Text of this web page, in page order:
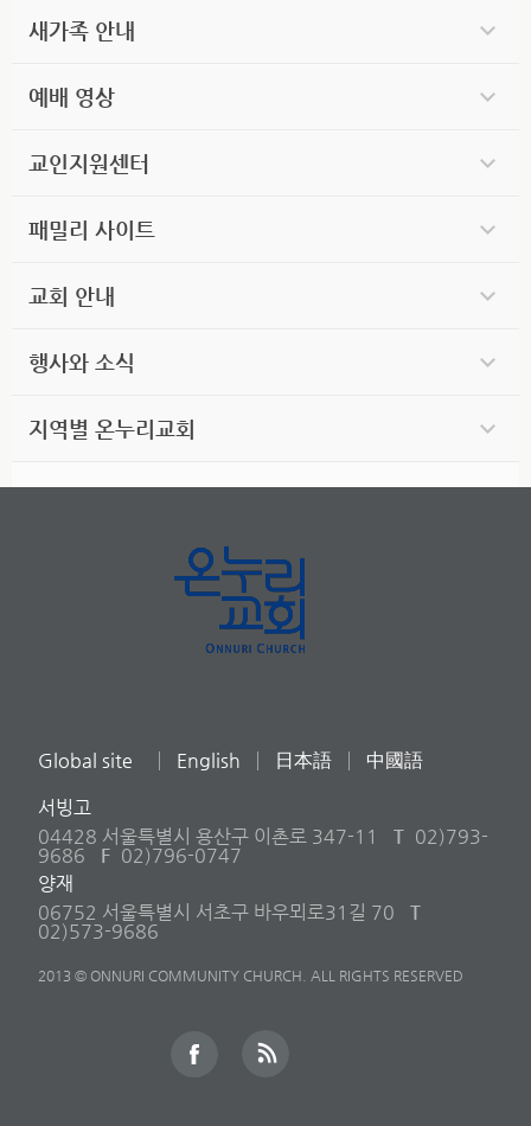
새가족 안내
예배 영상
교인지원센터
패밀리 사이트
교회 안내
행사와 소식
지역별 온누리교회
Global site English 日本語 中國語
서빙고
04428 서울특별시 용산구 이촌로 347-11
T 02)793-
9686
F 02)796-0747
양재
06752 서울특별시 서초구 바우뫼로31길 70
T
02)573-9686
2013 © ONNURI COMMUNITY CHURCH. ALL RIGHTS RESERVED